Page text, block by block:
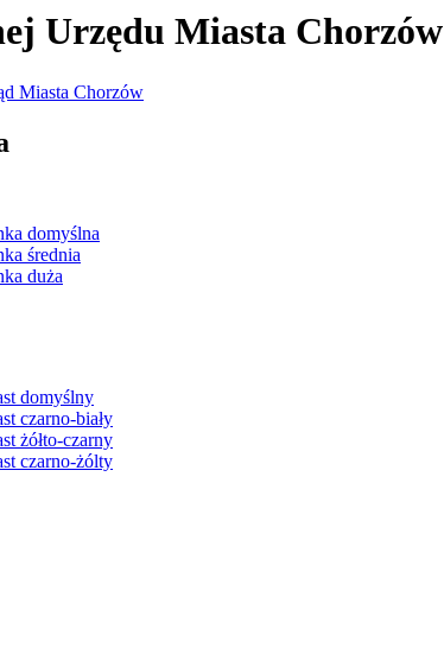
Urzędu Miasta Chorzów